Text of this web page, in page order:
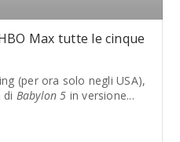
Max tutte le cinque
(per ora solo negli USA),
di Babylon 5 in versione...